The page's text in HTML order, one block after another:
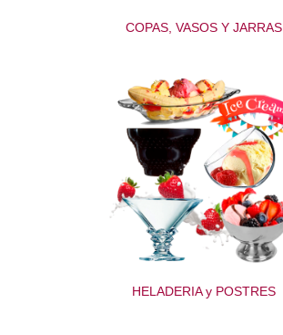
COPAS, VASOS Y JARRAS
HELADERIA y POSTRES